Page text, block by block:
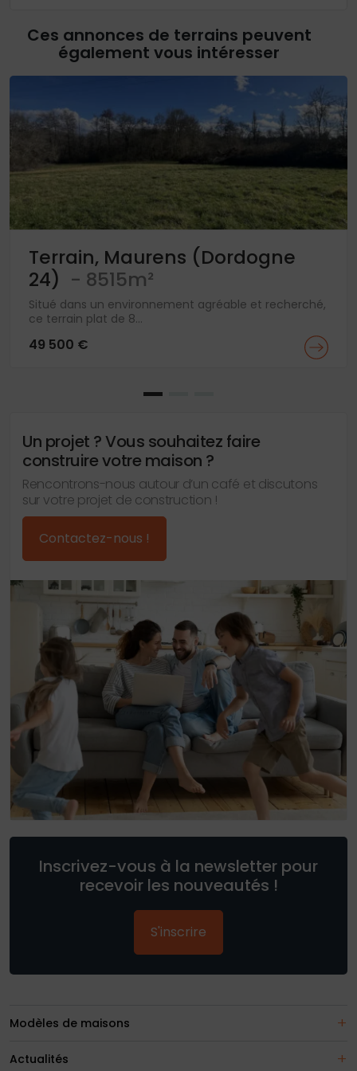
Ces annonces de terrains peuvent
également vous intéresser
Terrain, Maurens (Dordogne
24) - 8515m²
Situé dans un environnement agréable et recherché,
ce terrain plat de 8...
49 500 €
Un projet ? Vous souhaitez faire
construire votre maison ?
Rencontrons-nous autour d’un café et discutons
sur votre projet de construction !
Contactez-nous !
Inscrivez-vous à la newsletter pour
recevoir les nouveautés !
S'inscrire
Modèles de maisons
Actualités